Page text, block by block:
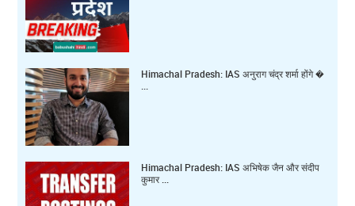
Himachal Pradesh: IAS अनुराग चंद्र शर्मा होंगे �
...
Himachal Pradesh: IAS अभिषेक जैन और संदीप
कुमार ...